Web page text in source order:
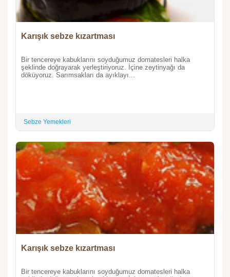
Karışık sebze kızartması
Bir tencereye kabuklarını soyduğumuz domatesleri halka
şeklinde doğrayarak yerleştiriyoruz. İçine zeytinyağı da
döküyoruz. Sarımsakları da ayıklayı...
Sebze Yemekleri
Karışık sebze kızartması
Bir tencereye kabuklarını soyduğumuz domatesleri halka